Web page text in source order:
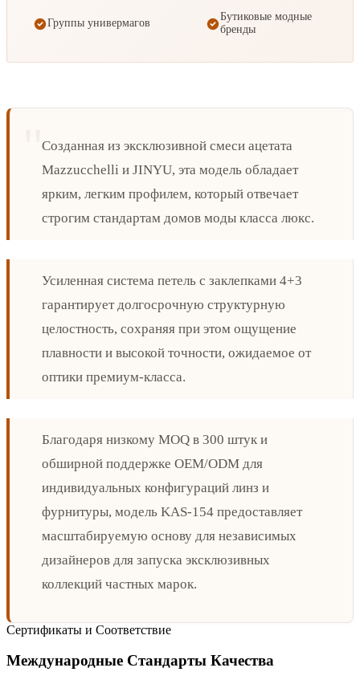
Группы универмагов
Бутиковые модные
бренды
Созданная из эксклюзивной смеси ацетата
Mazzucchelli и JINYU, эта модель обладает
ярким, легким профилем, который отвечает
строгим стандартам домов моды класса люкс.
Усиленная система петель с заклепками 4+3
гарантирует долгосрочную структурную
целостность, сохраняя при этом ощущение
плавности и высокой точности, ожидаемое от
оптики премиум-класса.
Благодаря низкому MOQ в 300 штук и
обширной поддержке OEM/ODM для
индивидуальных конфигураций линз и
фурнитуры, модель KAS-154 предоставляет
масштабируемую основу для независимых
дизайнеров для запуска эксклюзивных
коллекций частных марок.
Сертификаты и Соответствие
Международные Стандарты Качества